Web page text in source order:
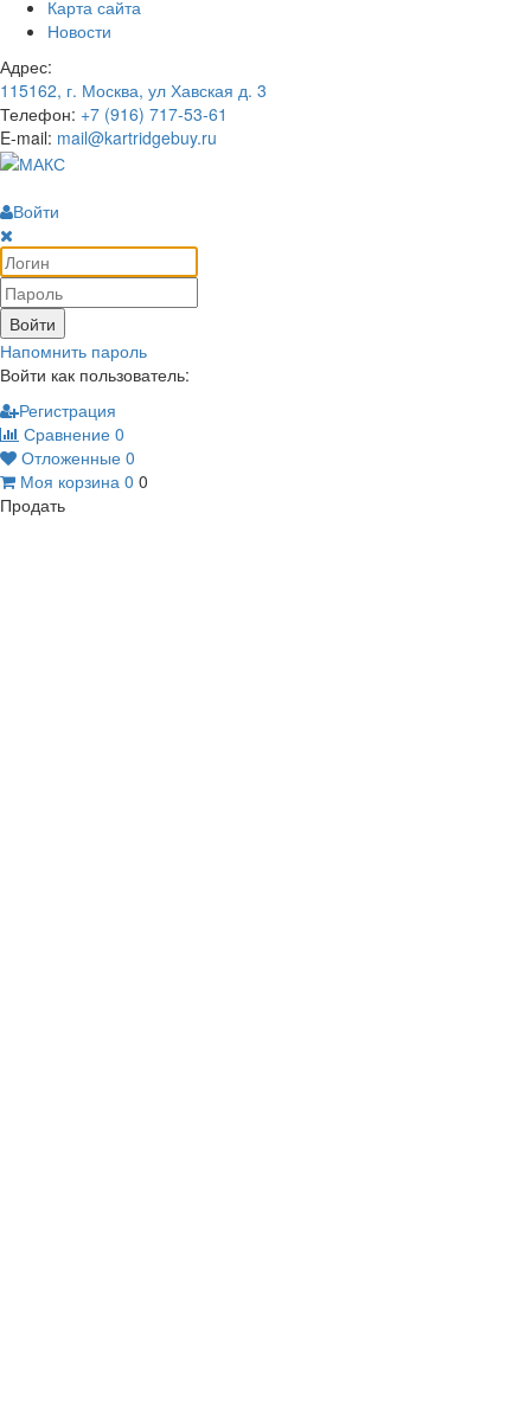
Карта сайта
Новости
Адрес:
115162, г. Москва, ул Хавская д. 3
Телефон: +7 (916) 717-53-61
E-mail: mail@kartridgebuy.ru
Войти
Войти
Напомнить пароль
Войти как пользователь:
Регистрация
Сравнение 0
Отложенные 0
Моя корзина 0 0
Продать